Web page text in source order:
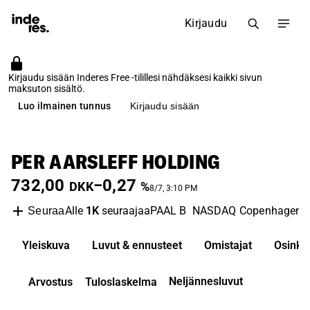
Kirjaudu
Kirjaudu sisään Inderes Free -tilillesi nähdäksesi kaikki sivun
maksuton sisältö.
Luo ilmainen tunnus
Kirjaudu sisään
PER AARSLEFF HOLDING
732,00 DKK−0,27 %8/7, 3:10 PM
SeuraaAlle 1KseuraajaaPAAL B NASDAQ Copenhagen
Yleiskuva Luvut & ennusteet Omistajat Osinko
Arvostus Tuloslaskelma Neljännesluvut